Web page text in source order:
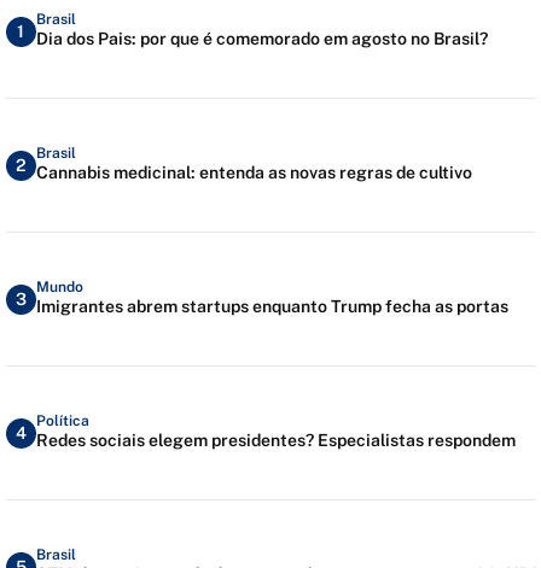
1
Brasil
Dia dos Pais: por que é comemorado em agosto no Brasil?
2
Brasil
Cannabis medicinal: entenda as novas regras de cultivo
3
Mundo
Imigrantes abrem startups enquanto Trump fecha as portas
4
Política
Redes sociais elegem presidentes? Especialistas respondem
Brasil